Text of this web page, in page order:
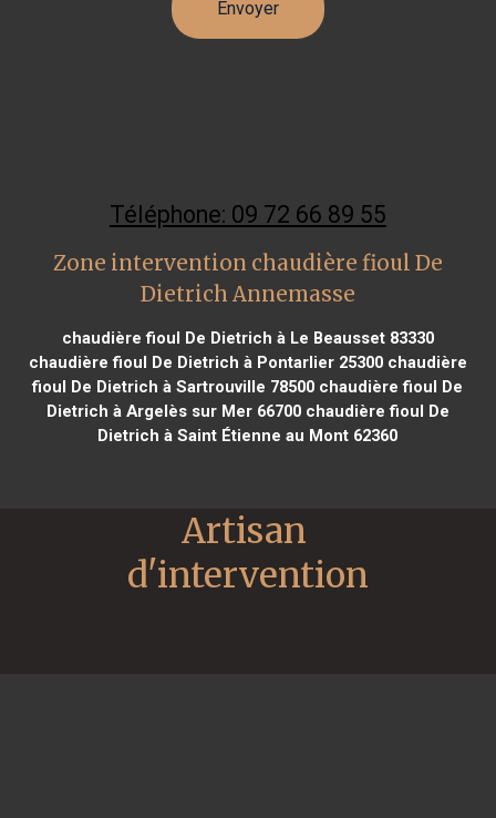
Téléphone: 09 72 66 89 55
Zone intervention chaudière fioul De
Dietrich Annemasse
chaudière fioul De Dietrich à Le Beausset 83330
chaudière fioul De Dietrich à Pontarlier 25300chaudière
fioul De Dietrich à Sartrouville 78500 chaudière fioul De
Dietrich à Argelès sur Mer 66700chaudière fioul De
Dietrich à Saint Étienne au Mont 62360
Artisan
d'intervention